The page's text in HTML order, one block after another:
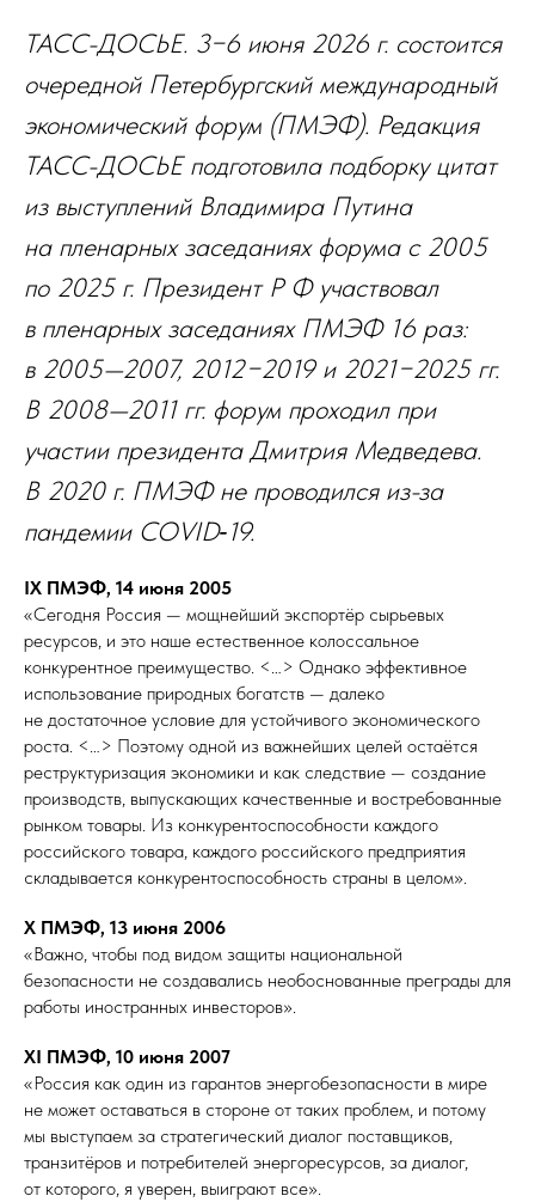
ТАСС-ДОСЬЕ. 3−6 июня 2026 г. состоится
очередной Петербургский международный
экономический форум (ПМЭФ). Редакция
ТАСС-ДОСЬЕ подготовила подборку цитат
из выступлений Владимира Путина
на пленарных заседаниях форума с 2005
по 2025 г. Президент Р Ф участвовал
в пленарных заседаниях ПМЭФ 16 раз:
в 2005—2007, 2012−2019 и 2021−2025 гг.
В 2008—2011 гг. форум проходил при
участии президента Дмитрия Медведева.
В 2020 г. ПМЭФ не проводился из-за
пандемии COVID‑19.
IX ПМЭФ, 14 июня 2005
«Сегодня Россия — мощнейший экспортёр сырьевых
ресурсов, и это наше естественное колоссальное
конкурентное преимущество. <…> Однако эффективное
использование природных богатств — далеко
не достаточное условие для устойчивого экономического
роста. <…> Поэтому одной из важнейших целей остаётся
реструктуризация экономики и как следствие — создание
производств, выпускающих качественные и востребованные
рынком товары. Из конкурентоспособности каждого
российского товара, каждого российского предприятия
складывается конкурентоспособность страны в целом».
X ПМЭФ, 13 июня 2006
«Важно, чтобы под видом защиты национальной
безопасности не создавались необоснованные преграды для
работы иностранных инвесторов».
XI ПМЭФ, 10 июня 2007
«Россия как один из гарантов энергобезопасности в мире
не может оставаться в стороне от таких проблем, и потому
мы выступаем за стратегический диалог поставщиков,
транзитёров и потребителей энергоресурсов, за диалог,
от которого, я уверен, выиграют все».